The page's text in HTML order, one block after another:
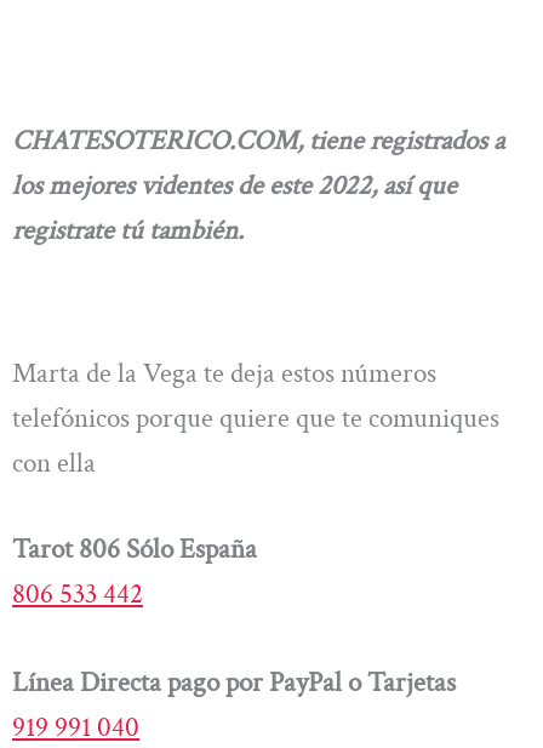
CHATESOTERICO.COM, tiene registrados a
los mejores videntes de este 2022, así que
registrate tú también.
Marta de la Vega te deja estos números
telefónicos porque quiere que te comuniques
con ella
Tarot 806 Sólo España
806 533 442
Línea Directa pago por PayPal o Tarjetas
919 991 040